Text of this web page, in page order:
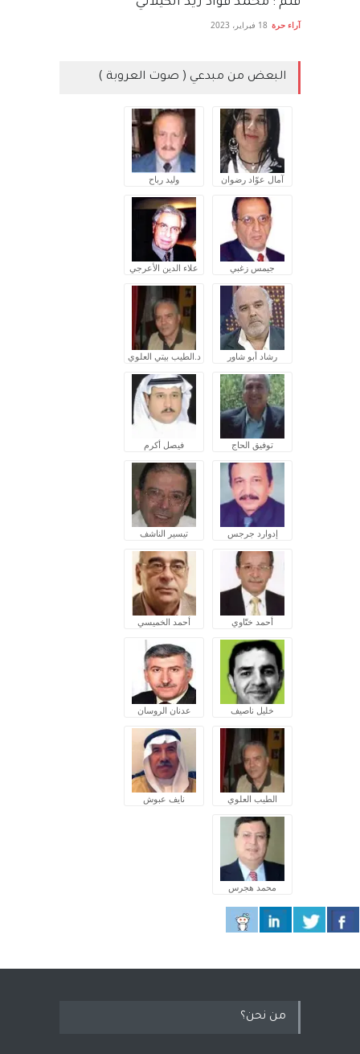
آراء حرة 18 فبراير، 2023
البعض من مبدعي ( صوت العروبة )
آمال عوّاد رضوان وليد رباح
جيمس زغبي علاء الدين الأعرجي
رشاد أبو شاور د.الطيب بيتي العلوي
توفيق الحاج فيصل أكرم
إدوارد جرجس تيسير الناشف
أحمد ختّاوي أحمد الخميسي
خليل ناصيف عدنان الروسان
الطيب العلوي نايف عبوش
محمد هجرس
من نحن؟